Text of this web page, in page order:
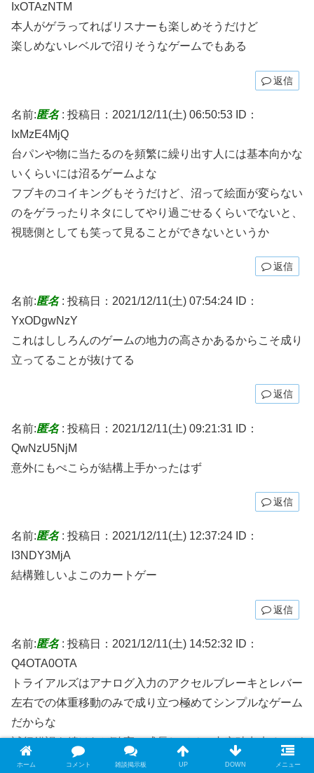
IxOTAzNTM
本人がゲラってればリスナーも楽しめそうだけど
楽しめないレベルで沼りそうなゲームでもある
返信
名前:匿名: 投稿日：2021/12/11(土) 06:50:53 ID：
IxMzE4MjQ
台パンや物に当たるのを頻繁に繰り出す人には基本向かな
いくらいには沼るゲームよな
フブキのコイキングもそうだけど、沼って絵面が変らない
のをゲラったりネタにしてやり過ごせるくらいでないと、
視聴側としても笑って見ることができないというか
返信
名前:匿名: 投稿日：2021/12/11(土) 07:54:24 ID：
YxODgwNzY
これはししろんのゲームの地力の高さかあるからこそ成り
立ってることが抜けてる
返信
名前:匿名: 投稿日：2021/12/11(土) 09:21:31
ID：
QwNzU5NjM
意外にもぺこらが結構上手かったはず
返信
名前:匿名: 投稿日：2021/12/11(土) 12:37:24 ID：
I3NDY3MjA
結構難しいよこのカートゲー
返信
名前:匿名: 投稿日：2021/12/11(土) 14:52:32
ID：
Q4OTA0OTA
トライアルズはアナログ入力のアクセルブレーキとレバー
左右での体重移動のみで成り立つ極めてシンプルなゲーム
だからな
試行錯誤を続ければ確実に成長してその内突破出来るのが
素晴らしい
ホーム コメント 雑談掲示板 UP DOWN メニュー